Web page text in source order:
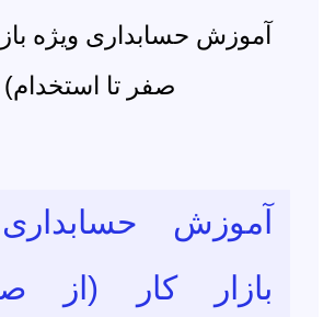
آموزش حسابداری ویژه
صفر تا استخدام)
آموزش
بازار کار (از